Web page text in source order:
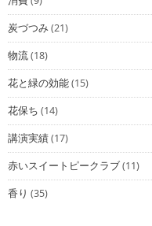
炭づつみ(21)
物流(18)
花と緑の効能(15)
花保ち (14)
講演実績(17)
赤いスイートピークラブ(11)
香り (35)